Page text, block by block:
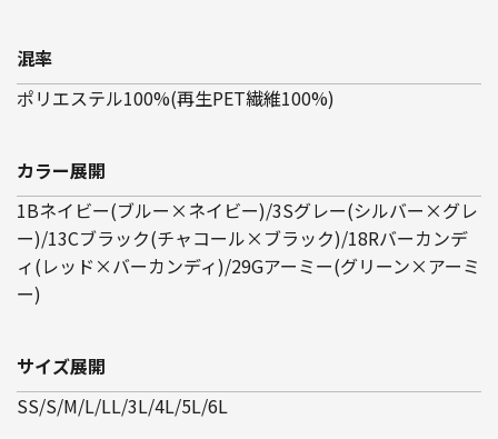
混率
ポリエステル100%(再生PET繊維100%)
カラー展開
1Bネイビー(ブルー×ネイビー)/3Sグレー(シルバー×グレ
ー)/13Cブラック(チャコール×ブラック)/18Rバーカンデ
ィ(レッド×バーカンディ)/29Gアーミー(グリーン×アーミ
ー)
サイズ展開
SS/S/M/L/LL/3L/4L/5L/6L